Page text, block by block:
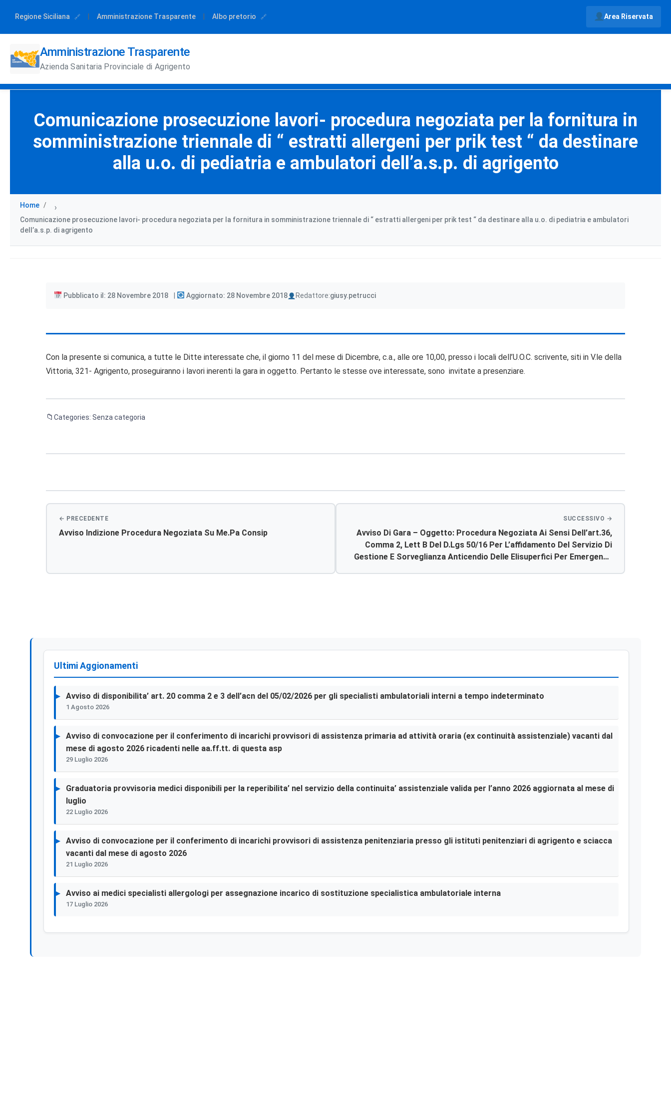
Regione Siciliana Amministrazione Trasparente Albo pretorio Area Riservata
Amministrazione Trasparente
Azienda Sanitaria Provinciale di Agrigento
Comunicazione prosecuzione lavori- procedura negoziata per la fornitura in
somministrazione triennale di “ estratti allergeni per prik test “ da destinare
alla u.o. di pediatria e ambulatori dell’a.s.p. di agrigento
Home ›
Comunicazione prosecuzione lavori- procedura negoziata per la fornitura in somministrazione triennale di “ estratti allergeni per prik test “ da destinare alla u.o. di pediatria e ambulatori
dell’a.s.p. di agrigento
Pubblicato il: 28 Novembre 2018 Aggiornato: 28 Novembre 2018 Redattore:
Author giusy.petrucci
Con la presente si comunica, a tutte le Ditte interessate che, il giorno 11 del mese di Dicembre, c.a., alle ore 10,00, presso i locali dell’U.O.C. scrivente, siti in V.le della
Vittoria, 321- Agrigento, proseguiranno i lavori inerenti la gara in oggetto. Pertanto le stesse ove interessate, sono invitate a presenziare.
Categories: Senza categoria
articoli
Avviso Indizione Procedura Negoziata Su Me.pa Consip
Avviso Di Gara – Oggetto: Procedura Negoziata Ai Sensi Dell’art.36,
Comma 2, Lett B Del D.lgs 50/16 Per L’affidamento Del Servizio Di
Gestione E Sorveglianza Anticendio Delle Elisuperfici Per Emergenza
Ultimi Aggionamenti
Avviso di disponibilita’ art. 20 comma 2 e 3 dell’acn del 05/02/2026 per gli specialisti ambulatoriali interni a tempo indeterminato
1 Agosto 2026
Avviso di convocazione per il conferimento di incarichi provvisori di assistenza primaria ad attività oraria (ex continuità assistenziale) vacanti dal
mese di agosto 2026 ricadenti nelle aa.ff.tt. di questa asp
29 Luglio 2026
Graduatoria provvisoria medici disponibili per la reperibilita’ nel servizio della continuita’ assistenziale valida per l’anno 2026 aggiornata al mese di
luglio
22 Luglio 2026
Avviso di convocazione per il conferimento di incarichi provvisori di assistenza penitenziaria presso gli istituti penitenziari di agrigento e sciacca
vacanti dal mese di agosto 2026
21 Luglio 2026
Avviso ai medici specialisti allergologi per assegnazione incarico di sostituzione specialistica ambulatoriale interna
17 Luglio 2026